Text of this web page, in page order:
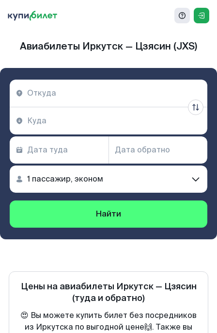
Авиабилеты Иркутск — Цзясин (JXS)
Найти
Цены на авиабилеты Иркутск— Цзясин
(туда и обратно)
😍 Вы можете купить билет без посредников
из Иркутска по выгодной цене🙌. Также вы